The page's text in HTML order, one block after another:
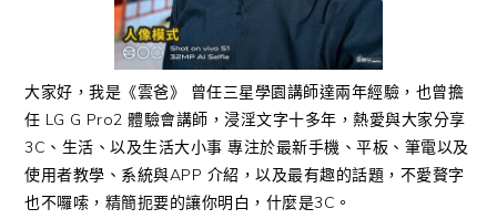
大家好，我是《雲爸》 曾任三星學園講師達兩年經驗，也曾擔
任 LG G Pro2 體驗會講師，浸淫文字十多年，熱愛與大家分享
3C、生活、以及生活大小事 專注於最新手機、平板、筆電以及
使用者教學、系統與APP 介紹，以及最有趣的話題，不愛贅字
也不囉嗦，精簡扼要的讓你明白，什麼是3C。